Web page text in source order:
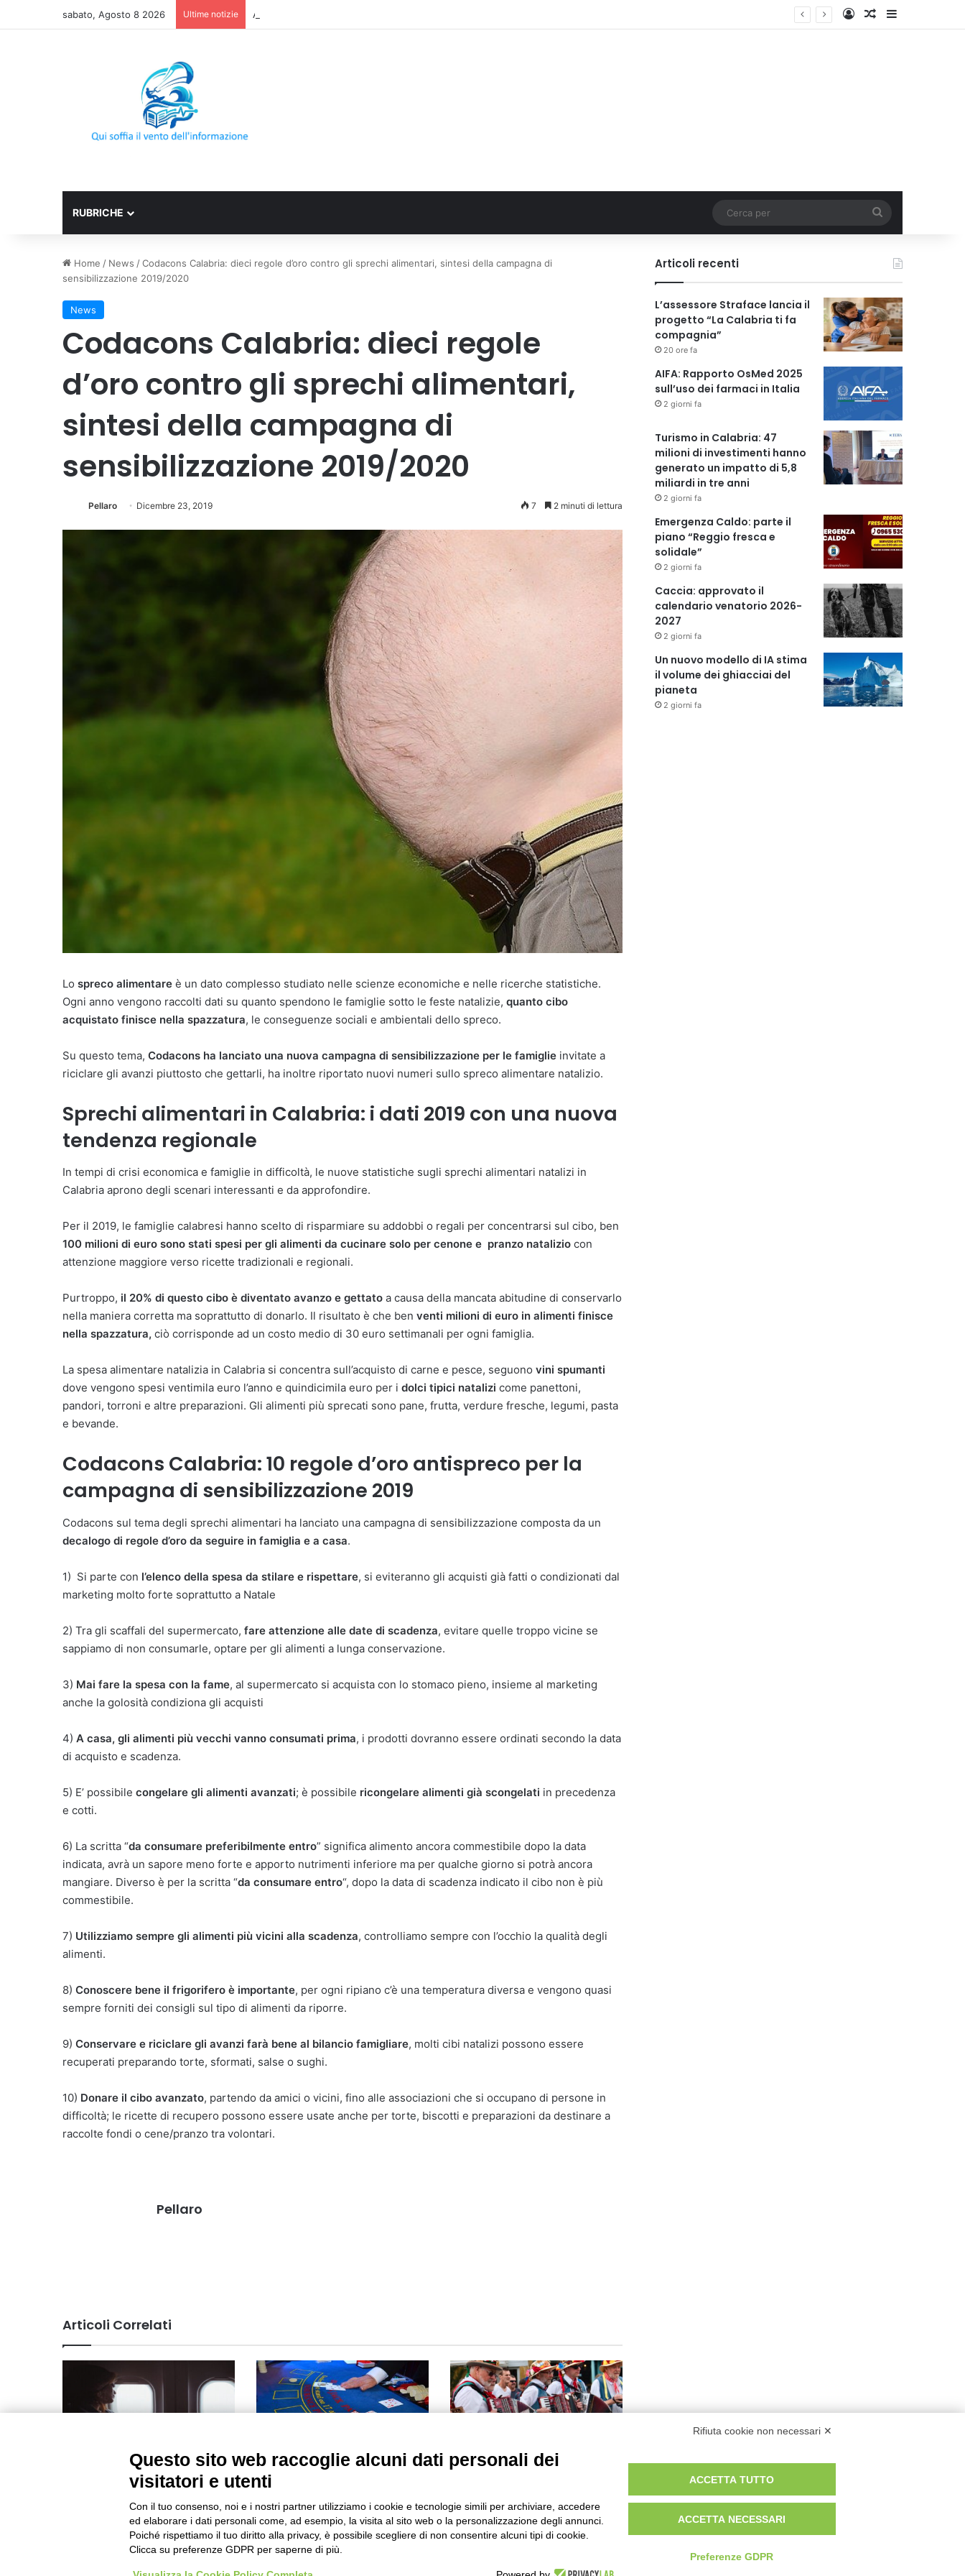
sabato, Agosto 8 2026 Ultime notizie AIFA: Rapporto OsMed 2025 sull’uso dei farmaci in Italia AccediUn articolo a
Barra
RUBRICHE
per
Home / News /Codacons Calabria: dieci regole d’oro contro gli sprechi alimentari, sintesi della campagna di
sensibilizzazione 2019/2020
News
Codacons Calabria: dieci regole
d’oro contro gli sprechi alimentari,
sintesi della campagna di
sensibilizzazione 2019/2020
Pellaro Dicembre 23, 2019 7 2 minuti di lettura
Lo spreco alimentare è un dato complesso studiato nelle scienze economiche e nelle ricerche statistiche.
Ogni anno vengono raccolti dati su quanto spendono le famiglie sotto le feste natalizie, quanto cibo
acquistato finisce nella spazzatura, le conseguenze sociali e ambientali dello spreco.
Su questo tema, Codacons ha lanciato una nuova campagna di sensibilizzazione per le famiglie invitate a
riciclare gli avanzi piuttosto che gettarli, ha inoltre riportato nuovi numeri sullo spreco alimentare natalizio.
Sprechi alimentari in Calabria: i dati 2019 con una nuova
tendenza regionale
In tempi di crisi economica e famiglie in difficoltà, le nuove statistiche sugli sprechi alimentari natalizi in
Calabria aprono degli scenari interessanti e da approfondire.
Per il 2019, le famiglie calabresi hanno scelto di risparmiare su addobbi o regali per concentrarsi sul cibo, ben
100 milioni di euro sono stati spesi per gli alimenti da cucinare solo per cenone e pranzo natalizio con
attenzione maggiore verso ricette tradizionali e regionali.
Purtroppo, il 20% di questo cibo è diventato avanzo e gettato a causa della mancata abitudine di conservarlo
nella maniera corretta ma soprattutto di donarlo. Il risultato è che ben venti milioni di euro in alimenti finisce
nella spazzatura, ciò corrisponde ad un costo medio di 30 euro settimanali per ogni famiglia.
La spesa alimentare natalizia in Calabria si concentra sull’acquisto di carne e pesce, seguono vini spumanti
dove vengono spesi ventimila euro l’anno e quindicimila euro per i dolci tipici natalizi come panettoni,
pandori, torroni e altre preparazioni. Gli alimenti più sprecati sono pane, frutta, verdure fresche, legumi, pasta
e bevande.
Codacons Calabria: 10 regole d’oro antispreco per la
campagna di sensibilizzazione 2019
Codacons sul tema degli sprechi alimentari ha lanciato una campagna di sensibilizzazione composta da un
decalogo di regole d’oro da seguire in famiglia e a casa.
1) Si parte con l’elenco della spesa da stilare e rispettare, si eviteranno gli acquisti già fatti o condizionati dal
marketing molto forte soprattutto a Natale
2) Tra gli scaffali del supermercato, fare attenzione alle date di scadenza, evitare quelle troppo vicine se
sappiamo di non consumarle, optare per gli alimenti a lunga conservazione.
3) Mai fare la spesa con la fame, al supermercato si acquista con lo stomaco pieno, insieme al marketing
anche la golosità condiziona gli acquisti
4) A casa, gli alimenti più vecchi vanno consumati prima, i prodotti dovranno essere ordinati secondo la data
di acquisto e scadenza.
5) E’ possibile congelare gli alimenti avanzati; è possibile ricongelare alimenti già scongelati in precedenza
e cotti.
6) La scritta “da consumare preferibilmente entro” significa alimento ancora commestibile dopo la data
indicata, avrà un sapore meno forte e apporto nutrimenti inferiore ma per qualche giorno si potrà ancora
mangiare. Diverso è per la scritta “da consumare entro“, dopo la data di scadenza indicato il cibo non è più
commestibile.
7) Utilizziamo sempre gli alimenti più vicini alla scadenza, controlliamo sempre con l’occhio la qualità degli
alimenti.
8) Conoscere bene il frigorifero è importante, per ogni ripiano c’è una temperatura diversa e vengono quasi
sempre forniti dei consigli sul tipo di alimenti da riporre.
9) Conservare e riciclare gli avanzi farà bene al bilancio famigliare, molti cibi natalizi possono essere
recuperati preparando torte, sformati, salse o sughi.
10) Donare il cibo avanzato, partendo da amici o vicini, fino alle associazioni che si occupano di persone in
difficoltà; le ricette di recupero possono essere usate anche per torte, biscotti e preparazioni da destinare a
raccolte fondi o cene/pranzo tra volontari.
Pellaro
Articoli Correlati
Volotea incrementa i voli su
Aprile 29, 2021
Calabria e amore per i casinò:
nasce la scuola per croupier
Febbraio 6, 2018 Novembre 13, 2022
Articoli recenti
L’assessore Straface lancia il
progetto “La Calabria ti fa
compagnia”
20 ore fa
AIFA: Rapporto OsMed 2025
sull’uso dei farmaci in Italia
2 giorni fa
Turismo in Calabria: 47
milioni di investimenti hanno
generato un impatto di 5,8
miliardi in tre anni
2 giorni fa
Emergenza Caldo: parte il
piano “Reggio fresca e
solidale”
2 giorni fa
Caccia: approvato il
calendario venatorio 2026-
2027
2 giorni fa
Un nuovo modello di IA stima
il volume dei ghiacciai del
pianeta
2 giorni fa
Rifiuta cookie non necessari ✕
Questo sito web raccoglie alcuni dati personali dei
visitatori e utenti
Con il tuo consenso, noi e i nostri partner utilizziamo i cookie e tecnologie simili per archiviare, accedere
ed elaborare i dati personali come, ad esempio, la visita al sito web o la personalizzazione degli annunci.
Poiché rispettiamo il tuo diritto alla privacy, è possibile scegliere di non consentire alcuni tipi di cookie.
Clicca su preferenze GDPR per saperne di più.
ACCETTA TUTTO
ACCETTA NECESSARI
Preferenze GDPR